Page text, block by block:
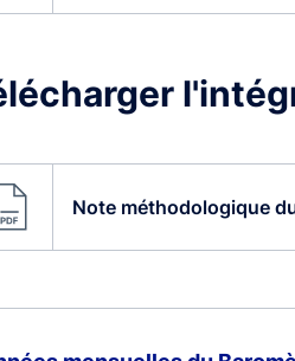
Note méthodologique